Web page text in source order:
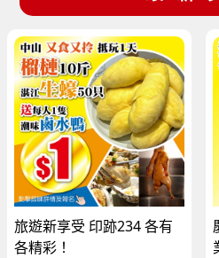
旅遊新享受 印跡234 各有
各精彩！